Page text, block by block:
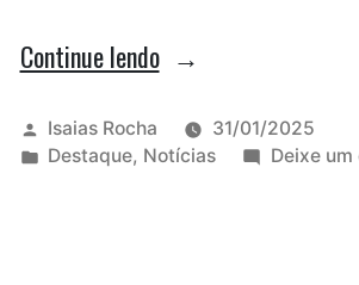
Continue lendo“STF
recurso
e
Publicado
por
Isaias Rocha
31/01/2025
Publicado
Destaque, Notícias Deixe